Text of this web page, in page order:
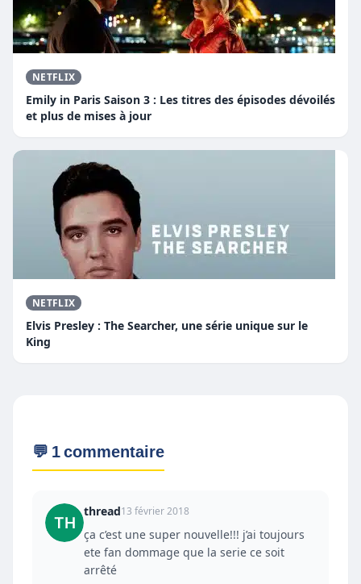
NETFLIX
Emily in Paris Saison 3 : Les titres des épisodes dévoilés
et plus de mises à jour
NETFLIX
Elvis Presley : The Searcher, une série unique sur le
King
💬 1 commentaire
thread13 février 2018
ça c’est une super nouvelle!!! j’ai toujours
ete fan dommage que la serie ce soit
arrêté